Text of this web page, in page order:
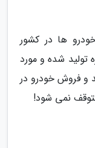
ها در کشور
تولید شده و مورد
و فروش خودرو در
نمی شود!